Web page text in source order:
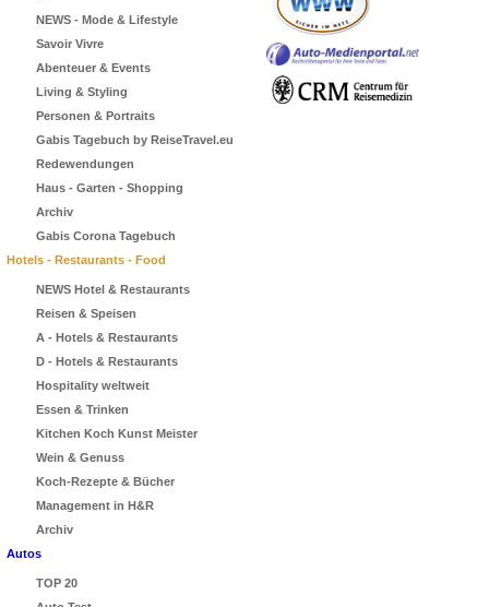
NEWS - Mode & Lifestyle
Savoir Vivre
Abenteuer & Events
Living & Styling
Personen & Portraits
Gabis Tagebuch by ReiseTravel.eu
Redewendungen
Haus - Garten - Shopping
Archiv
Gabis Corona Tagebuch
Hotels - Restaurants - Food
NEWS Hotel & Restaurants
Reisen & Speisen
A - Hotels & Restaurants
D - Hotels & Restaurants
Hospitality weltweit
Essen & Trinken
Kitchen Koch Kunst Meister
Wein & Genuss
Koch-Rezepte & Bücher
Management in H&R
Archiv
Autos
TOP 20